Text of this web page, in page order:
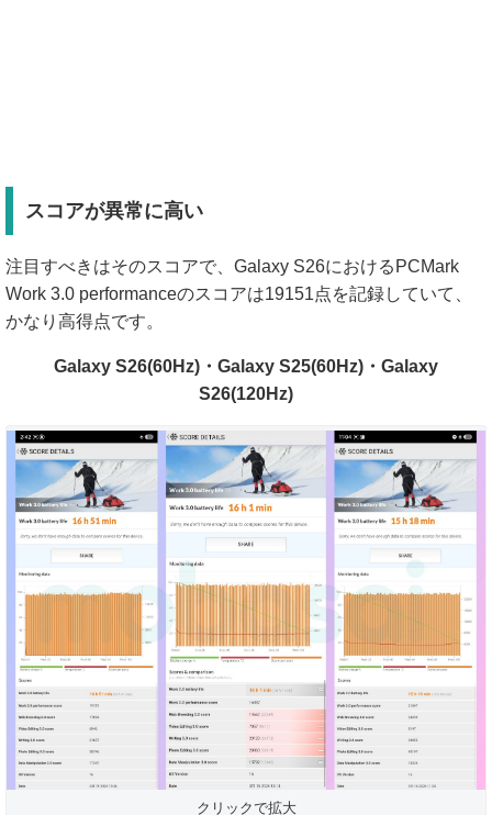
スコアが異常に高い
注目すべきはそのスコアで、Galaxy S26におけるPCMark
Work 3.0 performanceのスコアは19151点を記録していて、
かなり高得点です。
Galaxy S26(60Hz)・Galaxy S25(60Hz)・Galaxy
S26(120Hz)
クリックで拡大